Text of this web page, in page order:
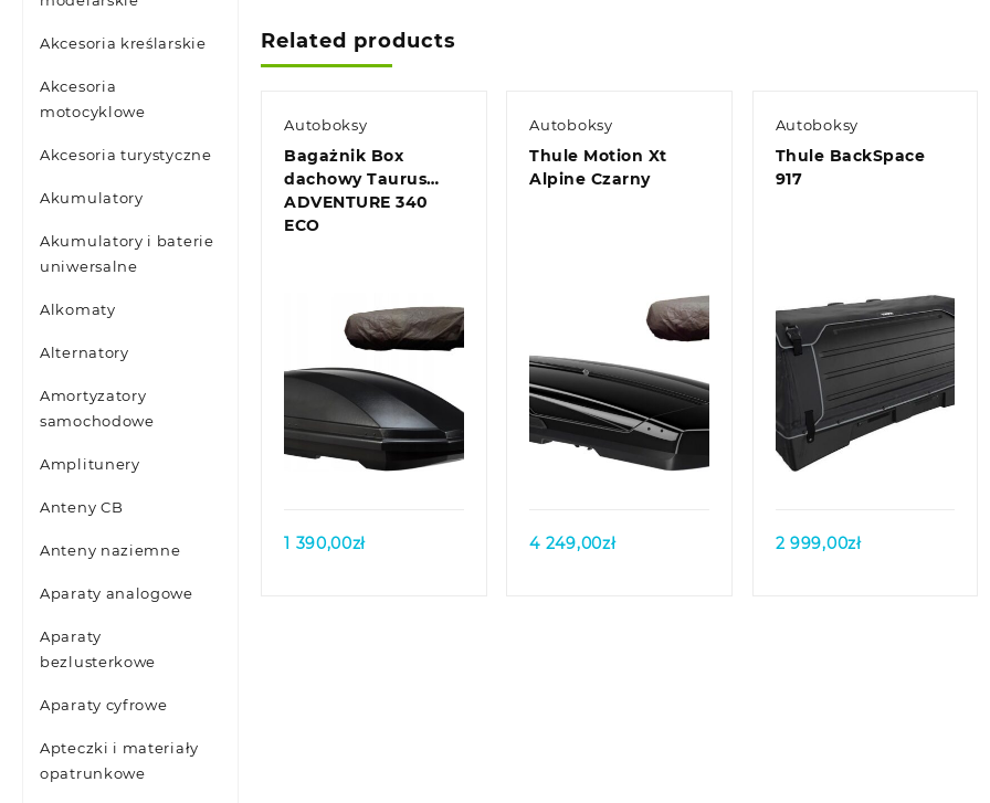
Akcesoria kreślarskie
Akcesoria
motocyklowe
Akcesoria turystyczne
Akumulatory
Akumulatory i baterie
uniwersalne
Alkomaty
Alternatory
Amortyzatory
samochodowe
Amplitunery
Anteny CB
Anteny naziemne
Aparaty analogowe
Aparaty
bezlusterkowe
Aparaty cyfrowe
Apteczki i materiały
opatrunkowe
Related products
Autoboksy
Bagażnik Box
dachowy Taurus
ADVENTURE 340
ECO
Quick view
1 390,00zł
Autoboksy
Thule Motion Xt
Alpine Czarny
Quick view
4 249,00zł
Autoboksy
Thule BackSpace
917
Quick view
2 999,00zł